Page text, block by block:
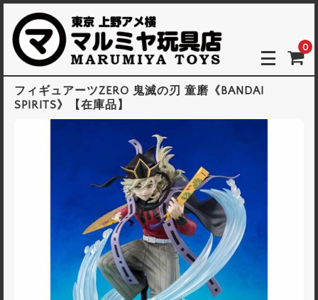
0
フィギュアーツZERO 鬼滅の刃 童磨《BANDAI
SPIRITS》【在庫品】